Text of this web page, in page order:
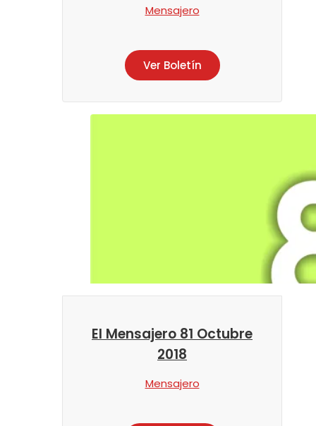
Mensajero
Ver Boletín
El Mensajero 81 Octubre
2018
Mensajero